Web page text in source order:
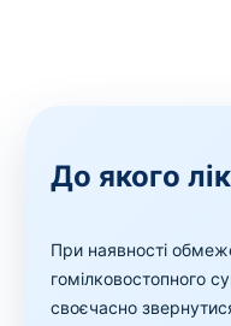
До якого
При наявності
гомілковостопного
своєчасно